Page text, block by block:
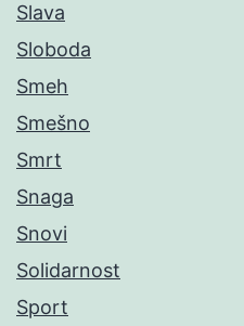
Slava
Sloboda
Smeh
Smešno
Smrt
Snaga
Snovi
Solidarnost
Sport